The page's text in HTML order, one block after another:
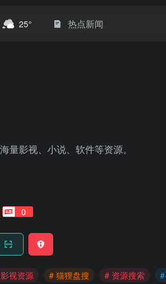
25° 热点新闻
量影视、小说、软件等资源。
0
视资源 # 猫狸盘搜 # 资源搜索